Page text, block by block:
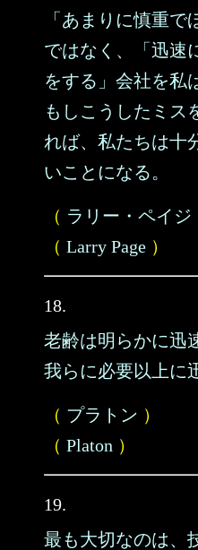
「あまりに慎重
ではなく、「迅速
をする」会社を私
もしこうしたミス
れば、私たちは十
いことになる。
（ ラリー・ペイジ
（ Larry Page ）
18.
老齢は明らかに迅
我らに必要以上に
（ プラトン ）
（ Platon ）
19.
最も大切なのは、